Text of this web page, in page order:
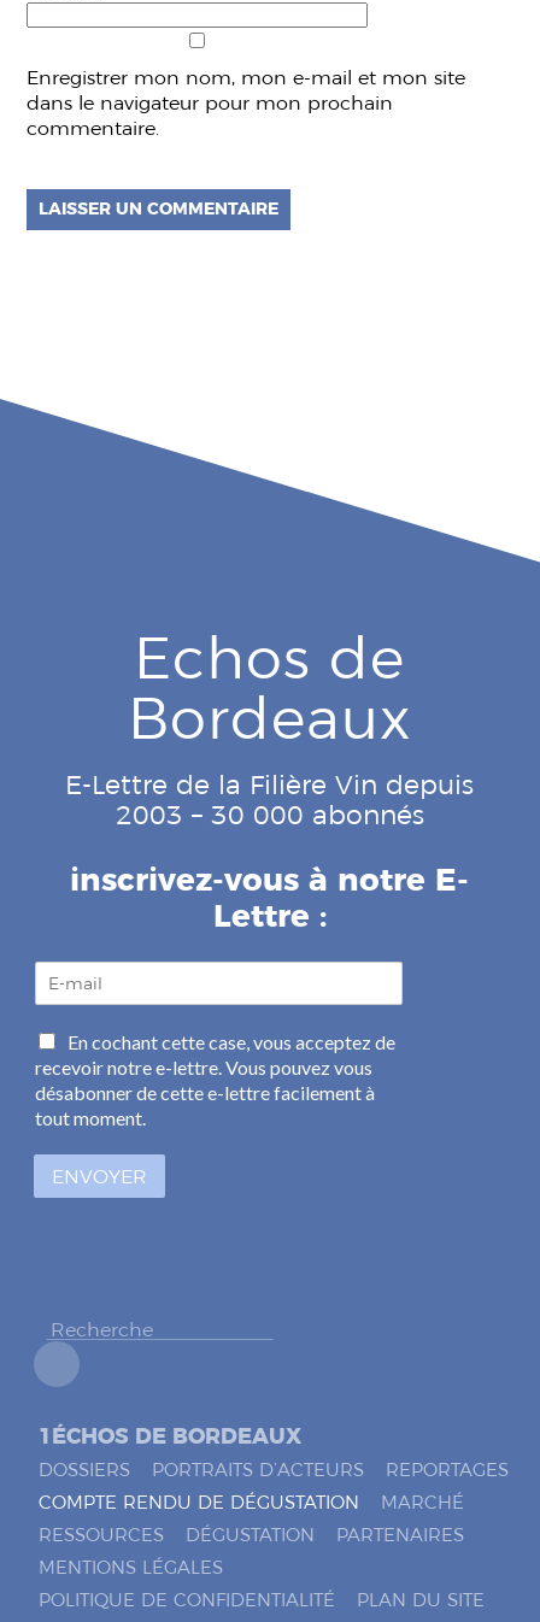
Enregistrer mon nom, mon e-mail et mon site
dans le navigateur pour mon prochain
commentaire.
Echos de
Bordeaux
E-Lettre de la Filière Vin depuis
2003 – 30 000 abonnés
inscrivez-vous à notre E-
Lettre :
a
i
l
*
C
a
s
e
à
En cochant cette case, vous acceptez de
recevoir notre e-lettre. Vous pouvez vous
désabonner de cette e-lettre facilement à
tout moment.
ENVOYER
1ÉCHOS DE BORDEAUX
DOSSIERS PORTRAITS D’ACTEURS
REPORTAGES
COMPTE RENDU DE DÉGUSTATION
MARCHÉ
RESSOURCES
DÉGUSTATION
PARTENAIRES
MENTIONS LÉGALES
POLITIQUE DE CONFIDENTIALITÉ
PLAN DU SITE